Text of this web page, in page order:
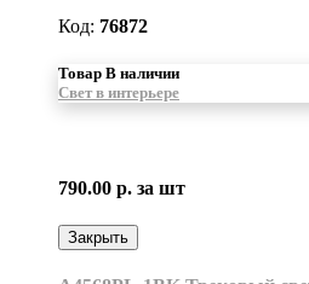
Код: 76872
Товар В наличии
Свет в интерьере
790.00 р. за шт
Закрыть